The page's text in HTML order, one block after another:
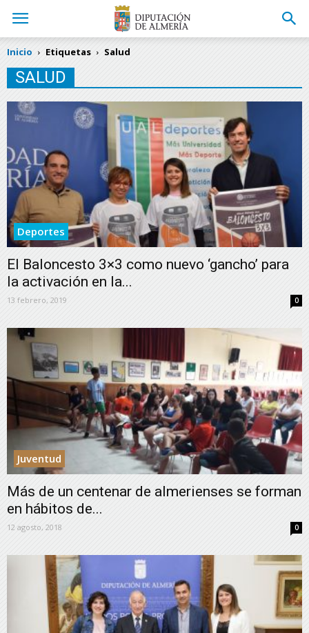
Inicio Etiquetas Salud
SALUD
Deportes
El Baloncesto 3×3 como nuevo ‘gancho’ para
la activación en la...
13 febrero, 2019 0
Juventud
Más de un centenar de almerienses se forman
en hábitos de...
12 agosto, 2018 0